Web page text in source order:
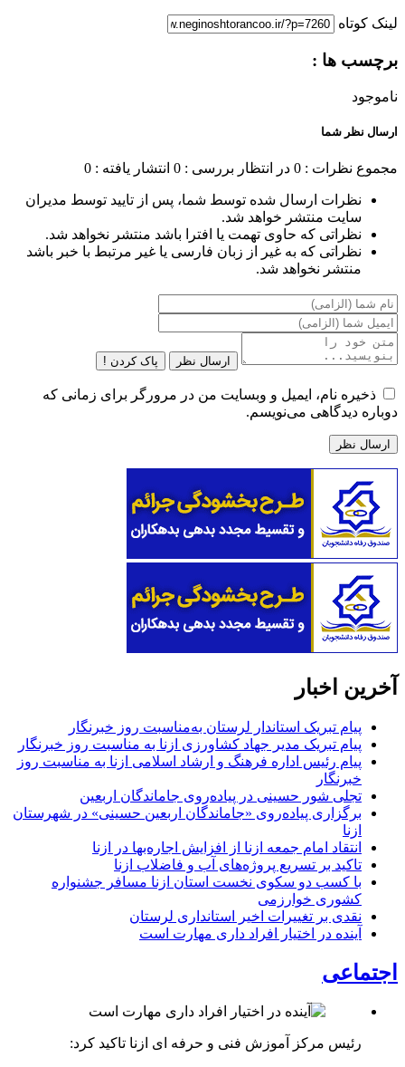
لینک کوتاه
برچسب ها :
ناموجود
ارسال نظر شما
مجموع نظرات : 0 در انتظار بررسی : 0 انتشار یافته : 0
نظرات ارسال شده توسط شما، پس از تایید توسط مدیران
سایت منتشر خواهد شد.
نظراتی که حاوی تهمت یا افترا باشد منتشر نخواهد شد.
نظراتی که به غیر از زبان فارسی یا غیر مرتبط با خبر باشد
منتشر نخواهد شد.
ارسال نظر پاک کردن !
ذخیره نام، ایمیل و وبسایت من در مرورگر برای زمانی که
دوباره دیدگاهی می‌نویسم.
آخرین اخبار
پیام تبریک استاندار لرستان به‌مناسبت روز خبرنگار
پیام تبریک مدیر جهاد کشاورزی ازنا به مناسبت روز خبرنگار
پیام رئیس اداره فرهنگ و ارشاد اسلامی ازنا به مناسبت روز
خبرنگار
تجلی شور حسینی در پیاده‌روی جاماندگان اربعین
برگزاری پیاده‌روی «جاماندگان اربعین حسینی» در شهرستان
ازنا
انتقاد امام جمعه ازنا از افزایش اجاره‌بها در ازنا
تاکید بر تسریع پروژه‌های آب و فاضلاب ازنا
با کسب دو سکوی نخست استان ازنا مسافر جشنواره
کشوری خوارزمی
نقدی بر تغییرات اخیر استانداری لرستان
آینده در اختیار افراد داری مهارت است
اجتماعی
رئیس مرکز آموزش فنی و حرفه ای ازنا تاکید کرد: